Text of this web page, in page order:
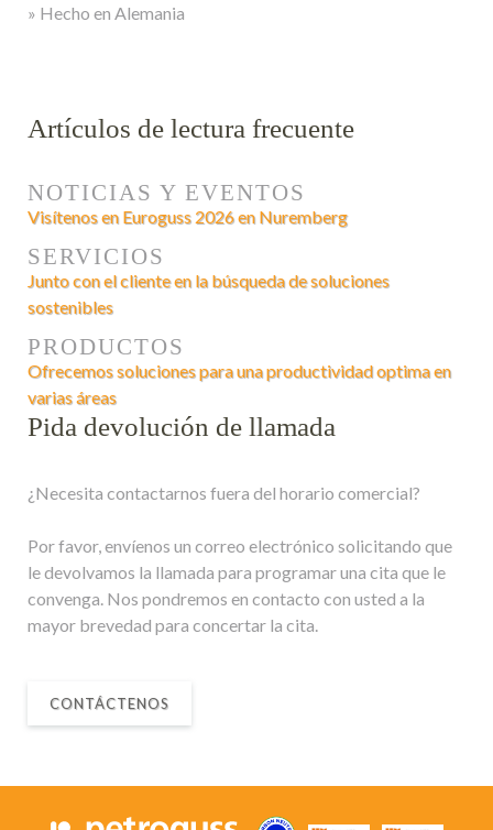
» Hecho en Alemania
Artículos de lectura frecuente
NOTICIAS Y EVENTOS
Visítenos en Euroguss 2026 en Nuremberg
SERVICIOS
Junto con el cliente en la búsqueda de soluciones
sostenibles
PRODUCTOS
Ofrecemos soluciones para una productividad optima en
varias áreas
Pida devolución de llamada
¿Necesita contactarnos fuera del horario comercial?
Por favor, envíenos un correo electrónico solicitando que
le devolvamos la llamada para programar una cita que le
convenga. Nos pondremos en contacto con usted a la
mayor brevedad para concertar la cita.
CONTÁCTENOS